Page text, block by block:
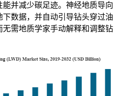
并减少碳足迹。神经地质导向
数据，并自动引导钻头穿过油
需地质学家手动解释和调整钻